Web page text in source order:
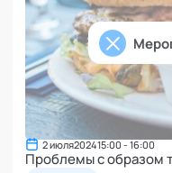
2 июля202415:00 - 16:00
Проблемы с образом